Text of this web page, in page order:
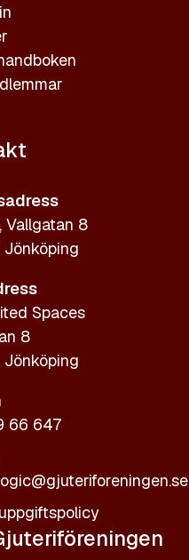
Vallgatan 8
Spaces
8
66 647